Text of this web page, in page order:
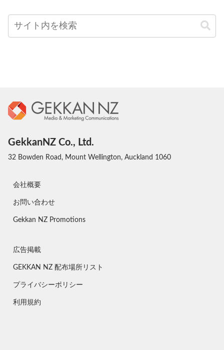
GekkanNZ Co., Ltd.
32 Bowden Road, Mount Wellington, Auckland 1060
会社概要
お問い合わせ
Gekkan NZ Promotions
広告掲載
GEKKAN NZ 配布場所リスト
プライバシーポリシー
利用規約